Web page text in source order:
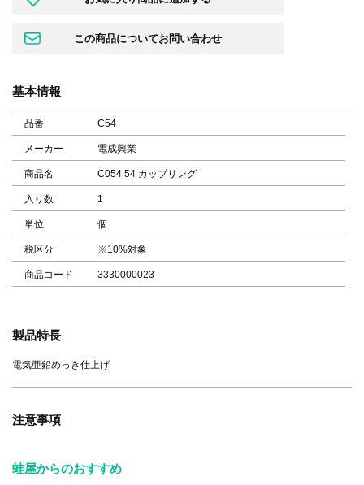
基本情報
品番 C54
メーカー 電成興業
商品名 C054 54 カップリング
入り数 1
単位 個
税区分 ※10%対象
商品コード 3330000023
製品特長
電気亜鉛めっき仕上げ
注意事項
蛙屋からのおすすめ